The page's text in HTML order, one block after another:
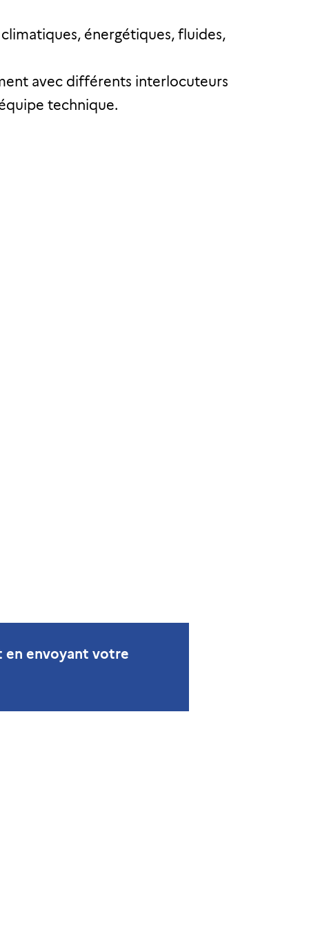
énergétiques, fluides,
avec différents interlocuteurs
technique.
en envoyant votre